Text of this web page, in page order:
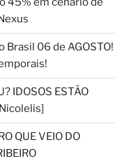
Brasil 06 de AGOSTO!
IDOSOS ESTÃO
QUE VEIO DO